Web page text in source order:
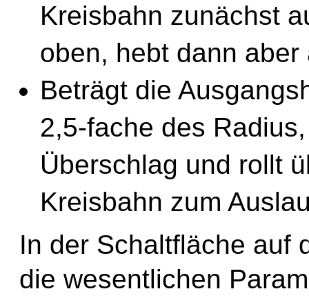
Kreisbahn zunächst
oben, hebt dann
Beträgt die
2,5-fache des
Überschlag und rollt
Kreisbahn zum
In der Schaltfläche auf
die wesentlichen